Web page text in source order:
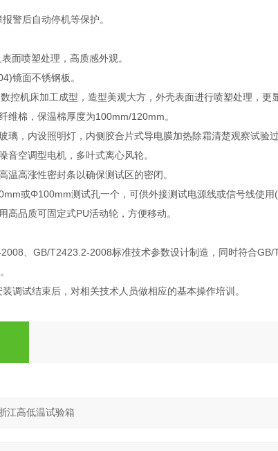
警后自动停机等保护。
面喷塑处理，高质感外观。
镜面不锈钢板。
控机床加工成型，造型美观大方，外壳表面进行喷塑处理，更
维棉，保温棉厚度为100mm/120mm。
璃，内设照明灯，内侧胶合片式导电膜加热除霜清楚观察试验过
音空调型电机，多叶式离心风轮。
温高涨性密封条以确保测试区的密闭。
或Φ100mm测试孔一个，可供外接测试电源线或信号线使用(
高品质可固定式PU活动轮，方便移动。
、GB/T2423.2-2008标准技术参数设计制造，同时符合
调试结束后，对相关技术人员做相应的基本操作培训。